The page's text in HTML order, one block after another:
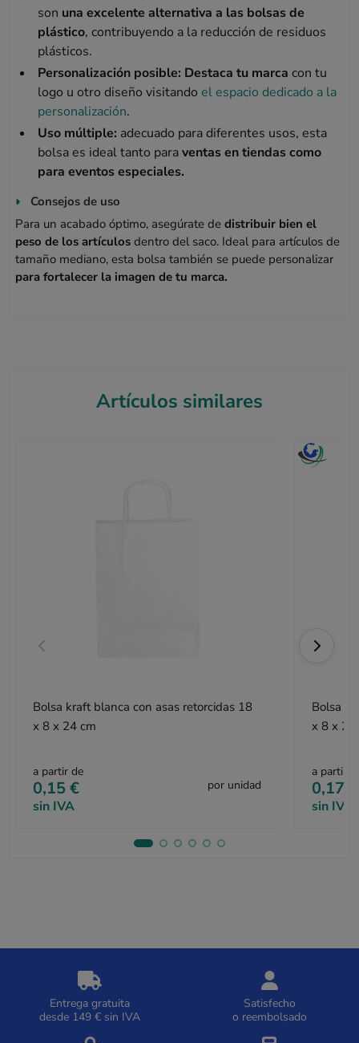
son una excelente alternativa a las bolsas de
plástico, contribuyendo a la reducción de residuos
plásticos.
Personalización posible: Destaca tu marca con tu
logo u otro diseño visitando el espacio dedicado a la
personalización.
Uso múltiple: adecuado para diferentes usos, esta
bolsa es ideal tanto paraventas en tiendas como
para eventos especiales.
Consejos de uso
Para un acabado óptimo, asegúrate dedistribuir bien el
peso de los artículos dentro del saco. Ideal para artículos de
tamaño mediano, esta bolsa también se puede personalizar
para fortalecer la imagen de tu marca.
Artículos similares
Bolsa kraft blanca con asas retorcidas 18
x 8 x 24 cm
a partir de
0,15 €
sin IVA
por unidad
Bolsa
x 8 x 24
a partir
0,17 €
sin IVA
Entrega gratuita
desde 149 € sin IVA
Satisfecho
o reembolsado